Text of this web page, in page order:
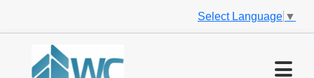
Select Language ▼